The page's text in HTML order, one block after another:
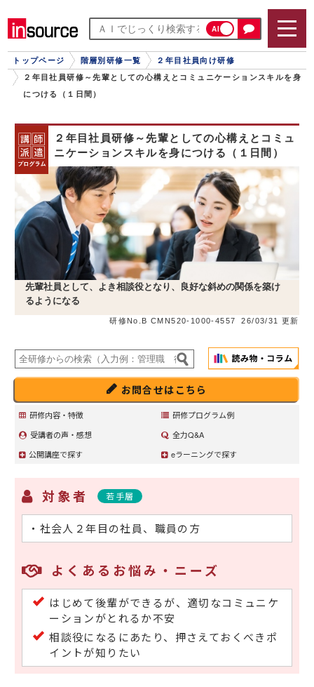
AI
トップページ 階層別研修一覧
２年目社員向け研修
２年目社員研修～先輩としての心構えとコミュニケーションスキルを身
につける（１日間）
２年目社員研修～先輩としての心構えとコミュ
ニケーションスキルを身につける（１日間）
先輩社員として、よき相談役となり、良好な斜めの関係を築け
るようになる
研修No.B CMN520-1000-4557 26/03/31 更新
お問合せはこちら
研修内容・特徴
研修プログラム例
受講者の声・感想
全力Q&A
公開講座で探す
eラーニングで探す
対象者 若手層
・社会人２年目の社員、職員の方
よくあるお悩み・ニーズ
はじめて後輩ができるが、適切なコミュニケ
ーションがとれるか不安
相談役になるにあたり、押さえておくべきポ
イントが知りたい